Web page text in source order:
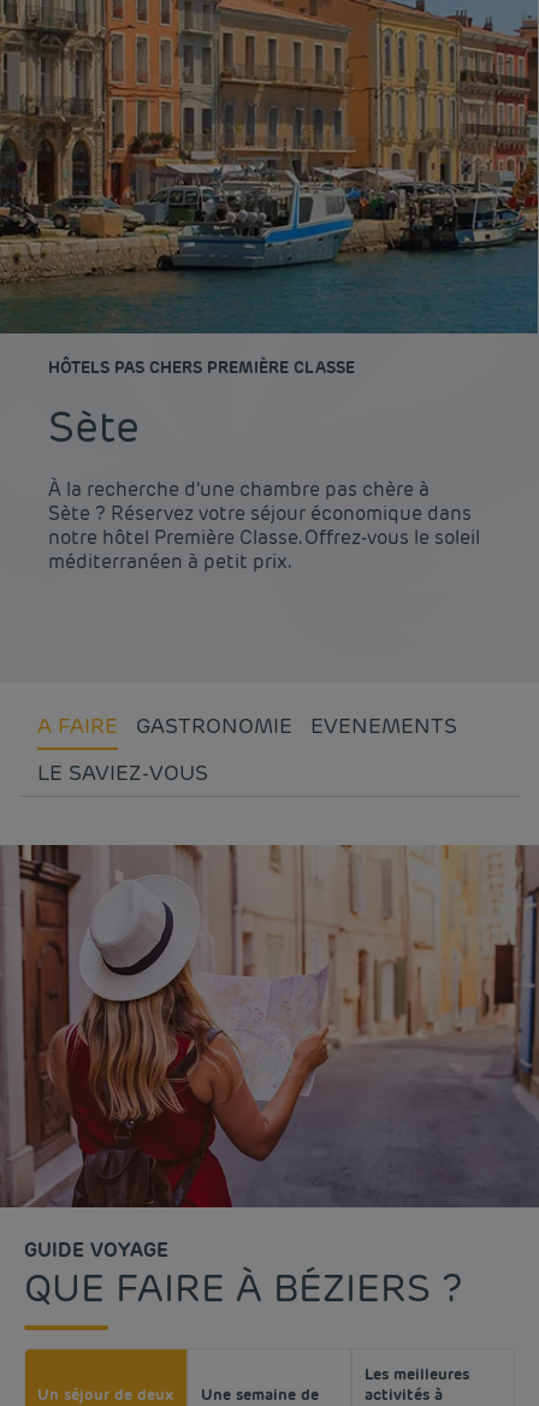
HÔTELS PAS CHERS PREMIÈRE CLASSE
Sète
À la recherche d’une chambre pas chère à
Sète ? Réservez votre séjour économique dans
notre hôtel Première Classe. Offrez-vous le soleil
méditerranéen à petit prix.
A FAIRE GASTRONOMIE
EVENEMENTS
LE SAVIEZ-VOUS
GUIDE VOYAGE
QUE FAIRE À BÉZIERS ?
Un séjour de deux
Une semaine de
Les meilleures
activités à